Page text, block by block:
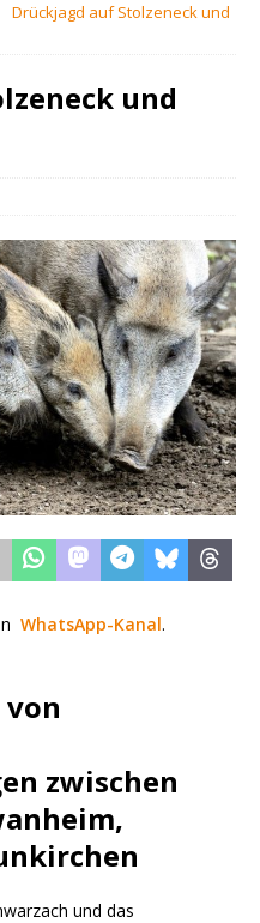
Drückjagd auf Stolzeneck und
und
WhatsApp-Kanal.
zwischen
und das